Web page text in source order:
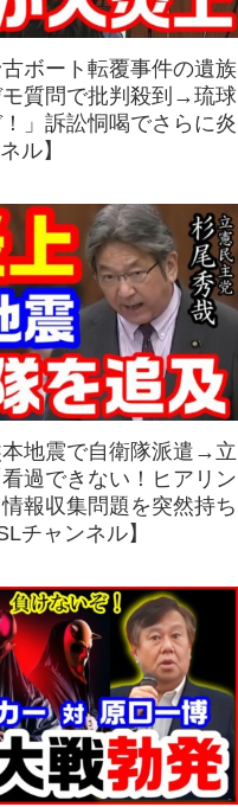
古ボート転覆事件の遺族
質問で批判殺到→琉球
」訴訟恫喝でさらに炎
ル】
本地震で自衛隊派遣→立
過できない！ヒアリン
報収集問題を突然持ち
チャンネル】